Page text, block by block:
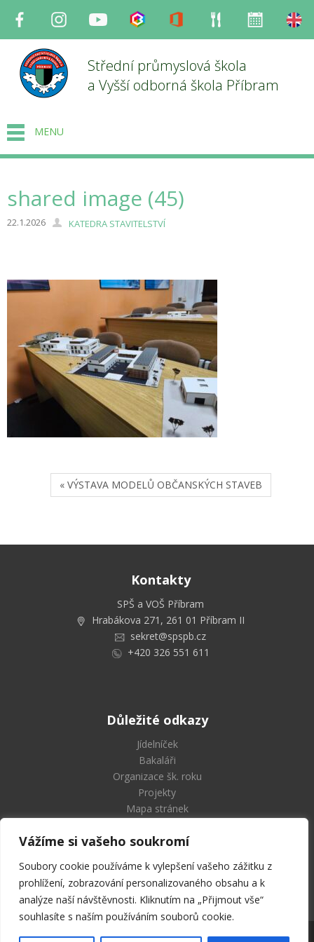
Vážíme si vašeho soukromí
Soubory cookie používáme k vylepšení vašeho zážitku z
prohlížení, zobrazování personalizovaného obsahu a k
analýze naší návštěvnosti. Kliknutím na „Přijmout vše“
souhlasíte s naším používáním souborů cookie.
Facebook InstagramYoutube Bakaláři Office Strava
Střední průmyslová škola
a Vyšší odborná škola Příbram
MENU
shared image (45)
22.1.2026 KATEDRA STAVITELSTVÍ
« VÝSTAVA MODELŮ OBČANSKÝCH STAVEB
Kontakty
SPŠ a VOŠ Příbram
Hrabákova 271, 261 01 Příbram II
sekret@spspb.cz
+420 326 551 611
Důležité odkazy
Jídelníček
Bakaláři
Organizace šk. roku
Projekty
Mapa stránek
Střední průmyslová škola
a Vyšší odborná škola Příbram